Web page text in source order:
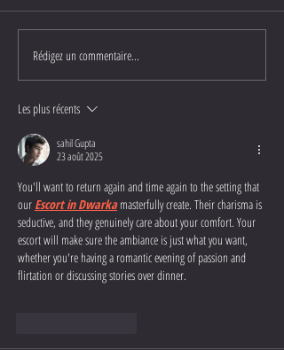
Rédigez un commentaire...
Les plus récents
sahil Gupta
23 août 2025
You'll want to return again and time again to the setting that
our Escort in Dwarka masterfully create. Their charisma is
seductive, and they genuinely care about your comfort. Your
escort will make sure the ambiance is just what you want,
whether you're having a romantic evening of passion and
flirtation or discussing stories over dinner.